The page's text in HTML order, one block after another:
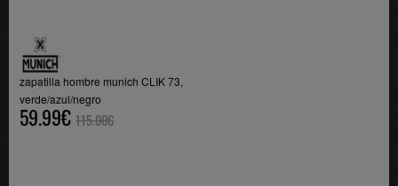
zapatilla hombre munich CLIK 73,
verde/azul/negro
59.99€ 115.00€